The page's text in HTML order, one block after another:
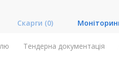
Скарги (0)
Тендерна документація